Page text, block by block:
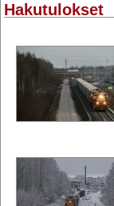
Hakutulokset